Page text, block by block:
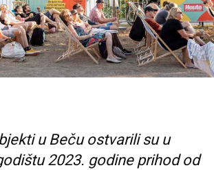
u Beču ostvarili su u
2023. godine prihod od